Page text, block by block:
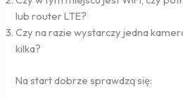
lub router LTE?
Czy na razie wystarczy jedna
kilka?
Na start dobrze sprawdzą się: